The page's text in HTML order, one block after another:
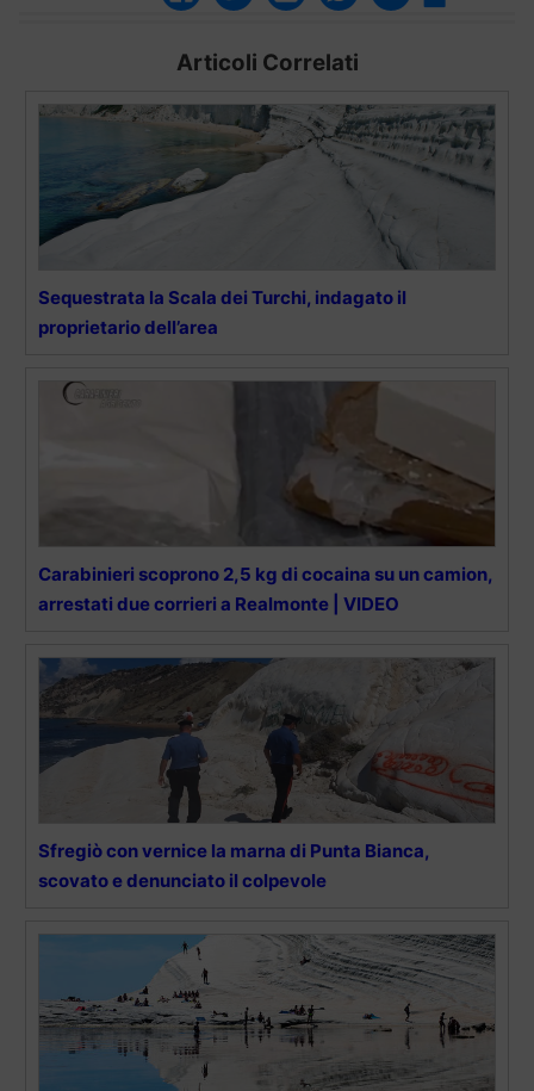
Articoli Correlati
Sequestrata la Scala dei Turchi, indagato il
proprietario dell’area
Carabinieri scoprono 2,5 kg di cocaina su un camion,
arrestati due corrieri a Realmonte | VIDEO
Sfregiò con vernice la marna di Punta Bianca,
scovato e denunciato il colpevole